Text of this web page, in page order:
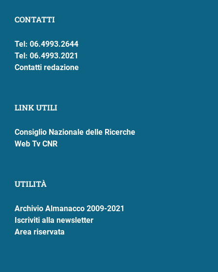
CONTATTI
Tel: 06.4993.2644
Tel: 06.4993.2021
Contatti redazione
LINK UTILI
Consiglio Nazionale delle Ricerche
Web Tv CNR
UTILITÀ
Archivio Almanacco 2009-2021
Iscriviti alla newsletter
Area riservata